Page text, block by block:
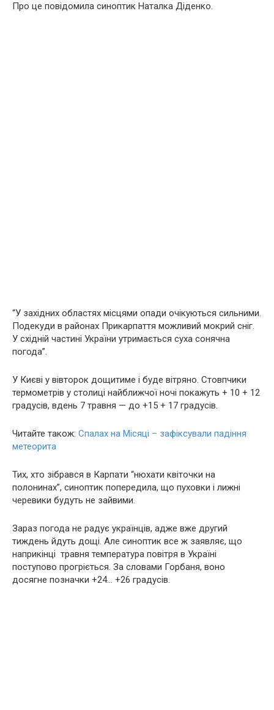
Про це повідомила синоптик Наталка Діденко.
“У західних областях місцями опади очікуються сильними.
Подекуди в районах Прикарпаття можливий мокрий сніг.
У східній частині України утримається суха сонячна
погода”.
У Києві у вівторок дощитиме і буде вітряно. Стовпчики
термометрів у столиці найближчої ночі покажуть + 10 + 12
градусів, вдень 7 травня — до +15 + 17 градусів.
Читайте також: Спалах на Місяці – зафіксували падіння
метеорита
Тих, хто зібрався в Карпати “нюхати квіточки на
полонинах”, синоптик попередила, що пуховки і лижні
черевики будуть не зайвими.
Зараз погода не радує українців, адже вже другий
тиждень йдуть дощі. Але синоптик все ж заявляє, що
наприкінці травня температура повітря в Україні
поступово прогріється. За словами Горбаня, воно
досягне позначки +24… +26 градусів.